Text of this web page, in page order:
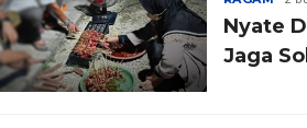
Nyate
Jaga